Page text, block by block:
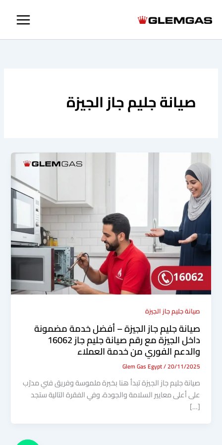
صيانة جليم جاز الجيزة
صيانة جليم جاز الجيزة
صيانة جليم جاز الجيزة – أفضل خدمة مضمونة
داخل الجيزة مع رقم صيانة جليم جاز 16062
والدعم الفوري من خدمة العملاء
Glem Gas Egypt/20/11/2025
صيانة جليم جاز الجيزة تبدأ هنا بخبرة ملموسة وفريق فني مدرّب
على أعلى معايير السلامة والجودة، وفي الفقرة التالية ستجد
[…]